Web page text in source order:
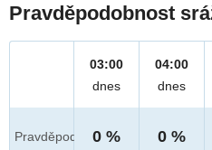
Pravděpodobnost
Pravděpod.
03:00
dnes
0 %
04:00
dnes
0 %